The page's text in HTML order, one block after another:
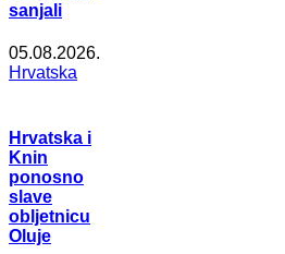
sanjali
05.08.2026.
Hrvatska
Hrvatska i
Knin
ponosno
slave
obljetnicu
Oluje